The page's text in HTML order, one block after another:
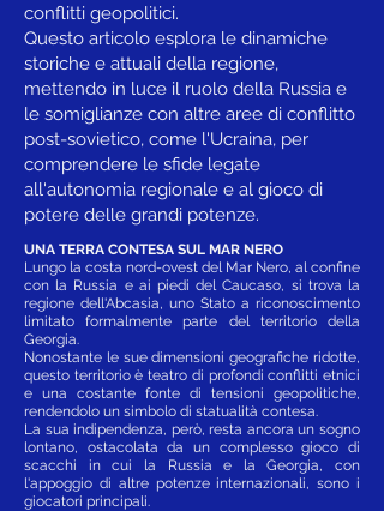
conflitti geopolitici.
Questo articolo esplora le dinamiche
storiche e attuali della regione,
mettendo in luce il ruolo della Russia e
le somiglianze con altre aree di conflitto
post-sovietico, come l'Ucraina, per
comprendere le sfide legate
all'autonomia regionale e al gioco di
potere delle grandi potenze.
UNA TERRA CONTESA SUL MAR NERO
Lungo la costa nord-ovest del Mar Nero, al confine
con la Russia e ai piedi del Caucaso, si trova la
regione dell'Abcasia, uno Stato a riconoscimento
limitato formalmente parte del territorio della
Georgia.
Nonostante le sue dimensioni geografiche ridotte,
questo territorio è teatro di profondi conflitti etnici
e una costante fonte di tensioni geopolitiche,
rendendolo un simbolo di statualità contesa.
La sua indipendenza, però, resta ancora un sogno
lontano, ostacolata da un complesso gioco di
scacchi in cui la Russia e la Georgia, con
l'appoggio di altre potenze internazionali, sono i
giocatori principali.